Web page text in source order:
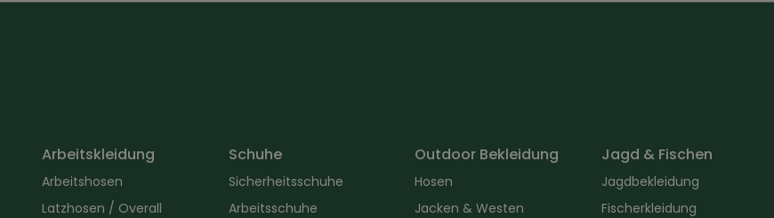
Arbeitskleidung
Arbeitshosen
Latzhosen / Overall
Schuhe
Sicherheitsschuhe
Arbeitsschuhe
Outdoor Bekleidung
Hosen
Jacken & Westen
Jagd & Fischen
Jagdbekleidung
Fischerkleidung